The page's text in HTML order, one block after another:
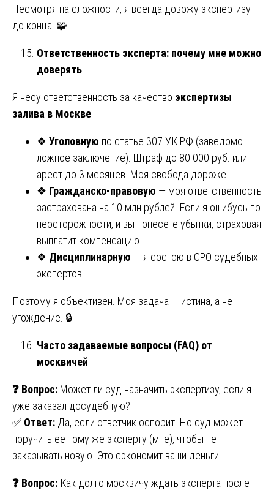
Несмотря на сложности, я всегда довожу экспертизу
до конца. 🧩
Ответственность эксперта: почему мне можно
доверять
Я несу ответственность за качество экспертизы
залива в Москве:
❖ Уголовную по статье 307 УК РФ (заведомо
ложное заключение). Штраф до 80 000 руб. или
арест до 3 месяцев. Моя свобода дороже.
❖ Гражданско-правовую — моя ответственность
застрахована на 10 млн рублей. Если я ошибусь по
неосторожности, и вы понесёте убытки, страховая
выплатит компенсацию.
❖ Дисциплинарную — я состою в СРО судебных
экспертов.
Поэтому я объективен. Моя задача — истина, а не
угождение. 🔒
Часто задаваемые вопросы (FAQ) от
москвичей
❓ Вопрос: Может ли суд назначить экспертизу, если я
уже заказал досудебную?
✅ Ответ: Да, если ответчик оспорит. Но суд может
поручить её тому же эксперту (мне), чтобы не
заказывать новую. Это сэкономит ваши деньги.
❓ Вопрос: Как долго москвичу ждать эксперта после